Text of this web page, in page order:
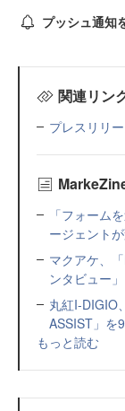
プッシュ通知
関連リン
プレスリリ
「フォーム
ージェント
マクアケ、
ンタビュー
丸紅I-DIGIO
ASSIST」を
もっと読む